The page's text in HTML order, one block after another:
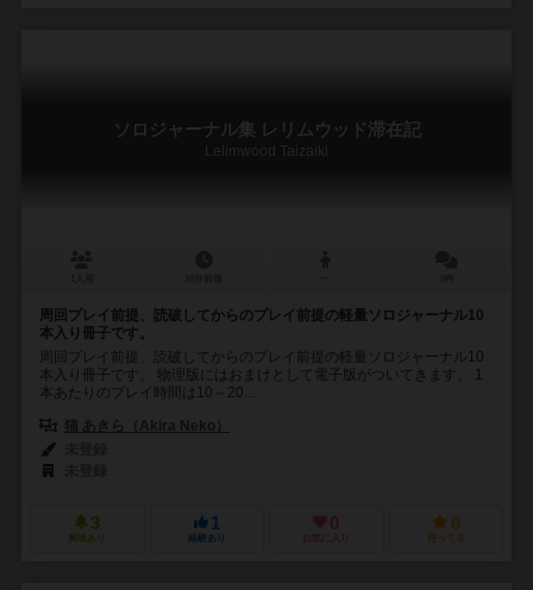
ソロジャーナル集 レリムウッド滞在記
Lelimwood Taizaiki
周回プレイ前提、読破してからのプレイ前提の軽量ソロジャーナル10
本入り冊子です。
周回プレイ前提、読破してからのプレイ前提の軽量ソロジャーナル10
本入り冊子です。 物理版にはおまけとして電子版がついてきます。 1
本あたりのプレイ時間は10～20...
猫 あきら（Akira Neko）
3
興味あり
1
経験あり
0
お気に入り
0
持ってる